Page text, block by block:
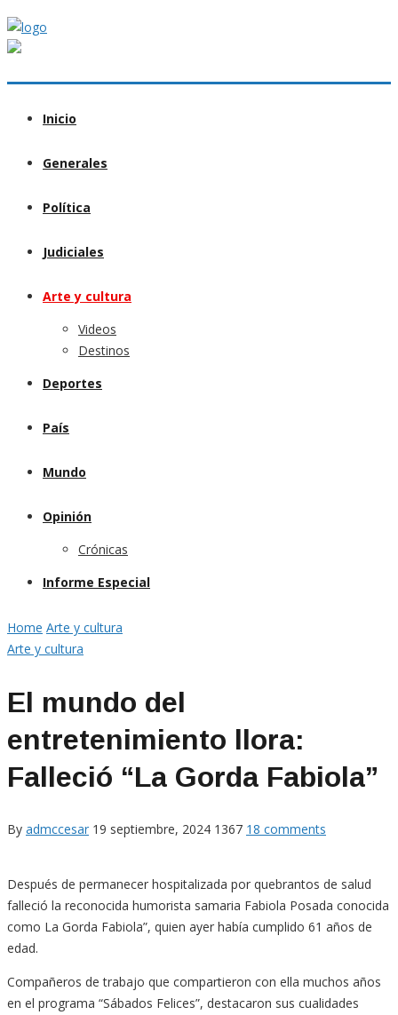
Inicio
Generales
Política
Judiciales
Arte y cultura
Videos
Destinos
Deportes
País
Mundo
Opinión
Crónicas
Informe Especial
Home Arte y cultura
Arte y cultura
El mundo del
entretenimiento llora:
Falleció “La Gorda Fabiola”
By admccesar 19 septiembre, 2024 1367 18 comments
Después de permanecer hospitalizada por quebrantos de salud
falleció la reconocida humorista samaria Fabiola Posada conocida
como La Gorda Fabiola”, quien ayer había cumplido 61 años de
edad.
Compañeros de trabajo que compartieron con ella muchos años
en el programa “Sábados Felices”, destacaron sus cualidades